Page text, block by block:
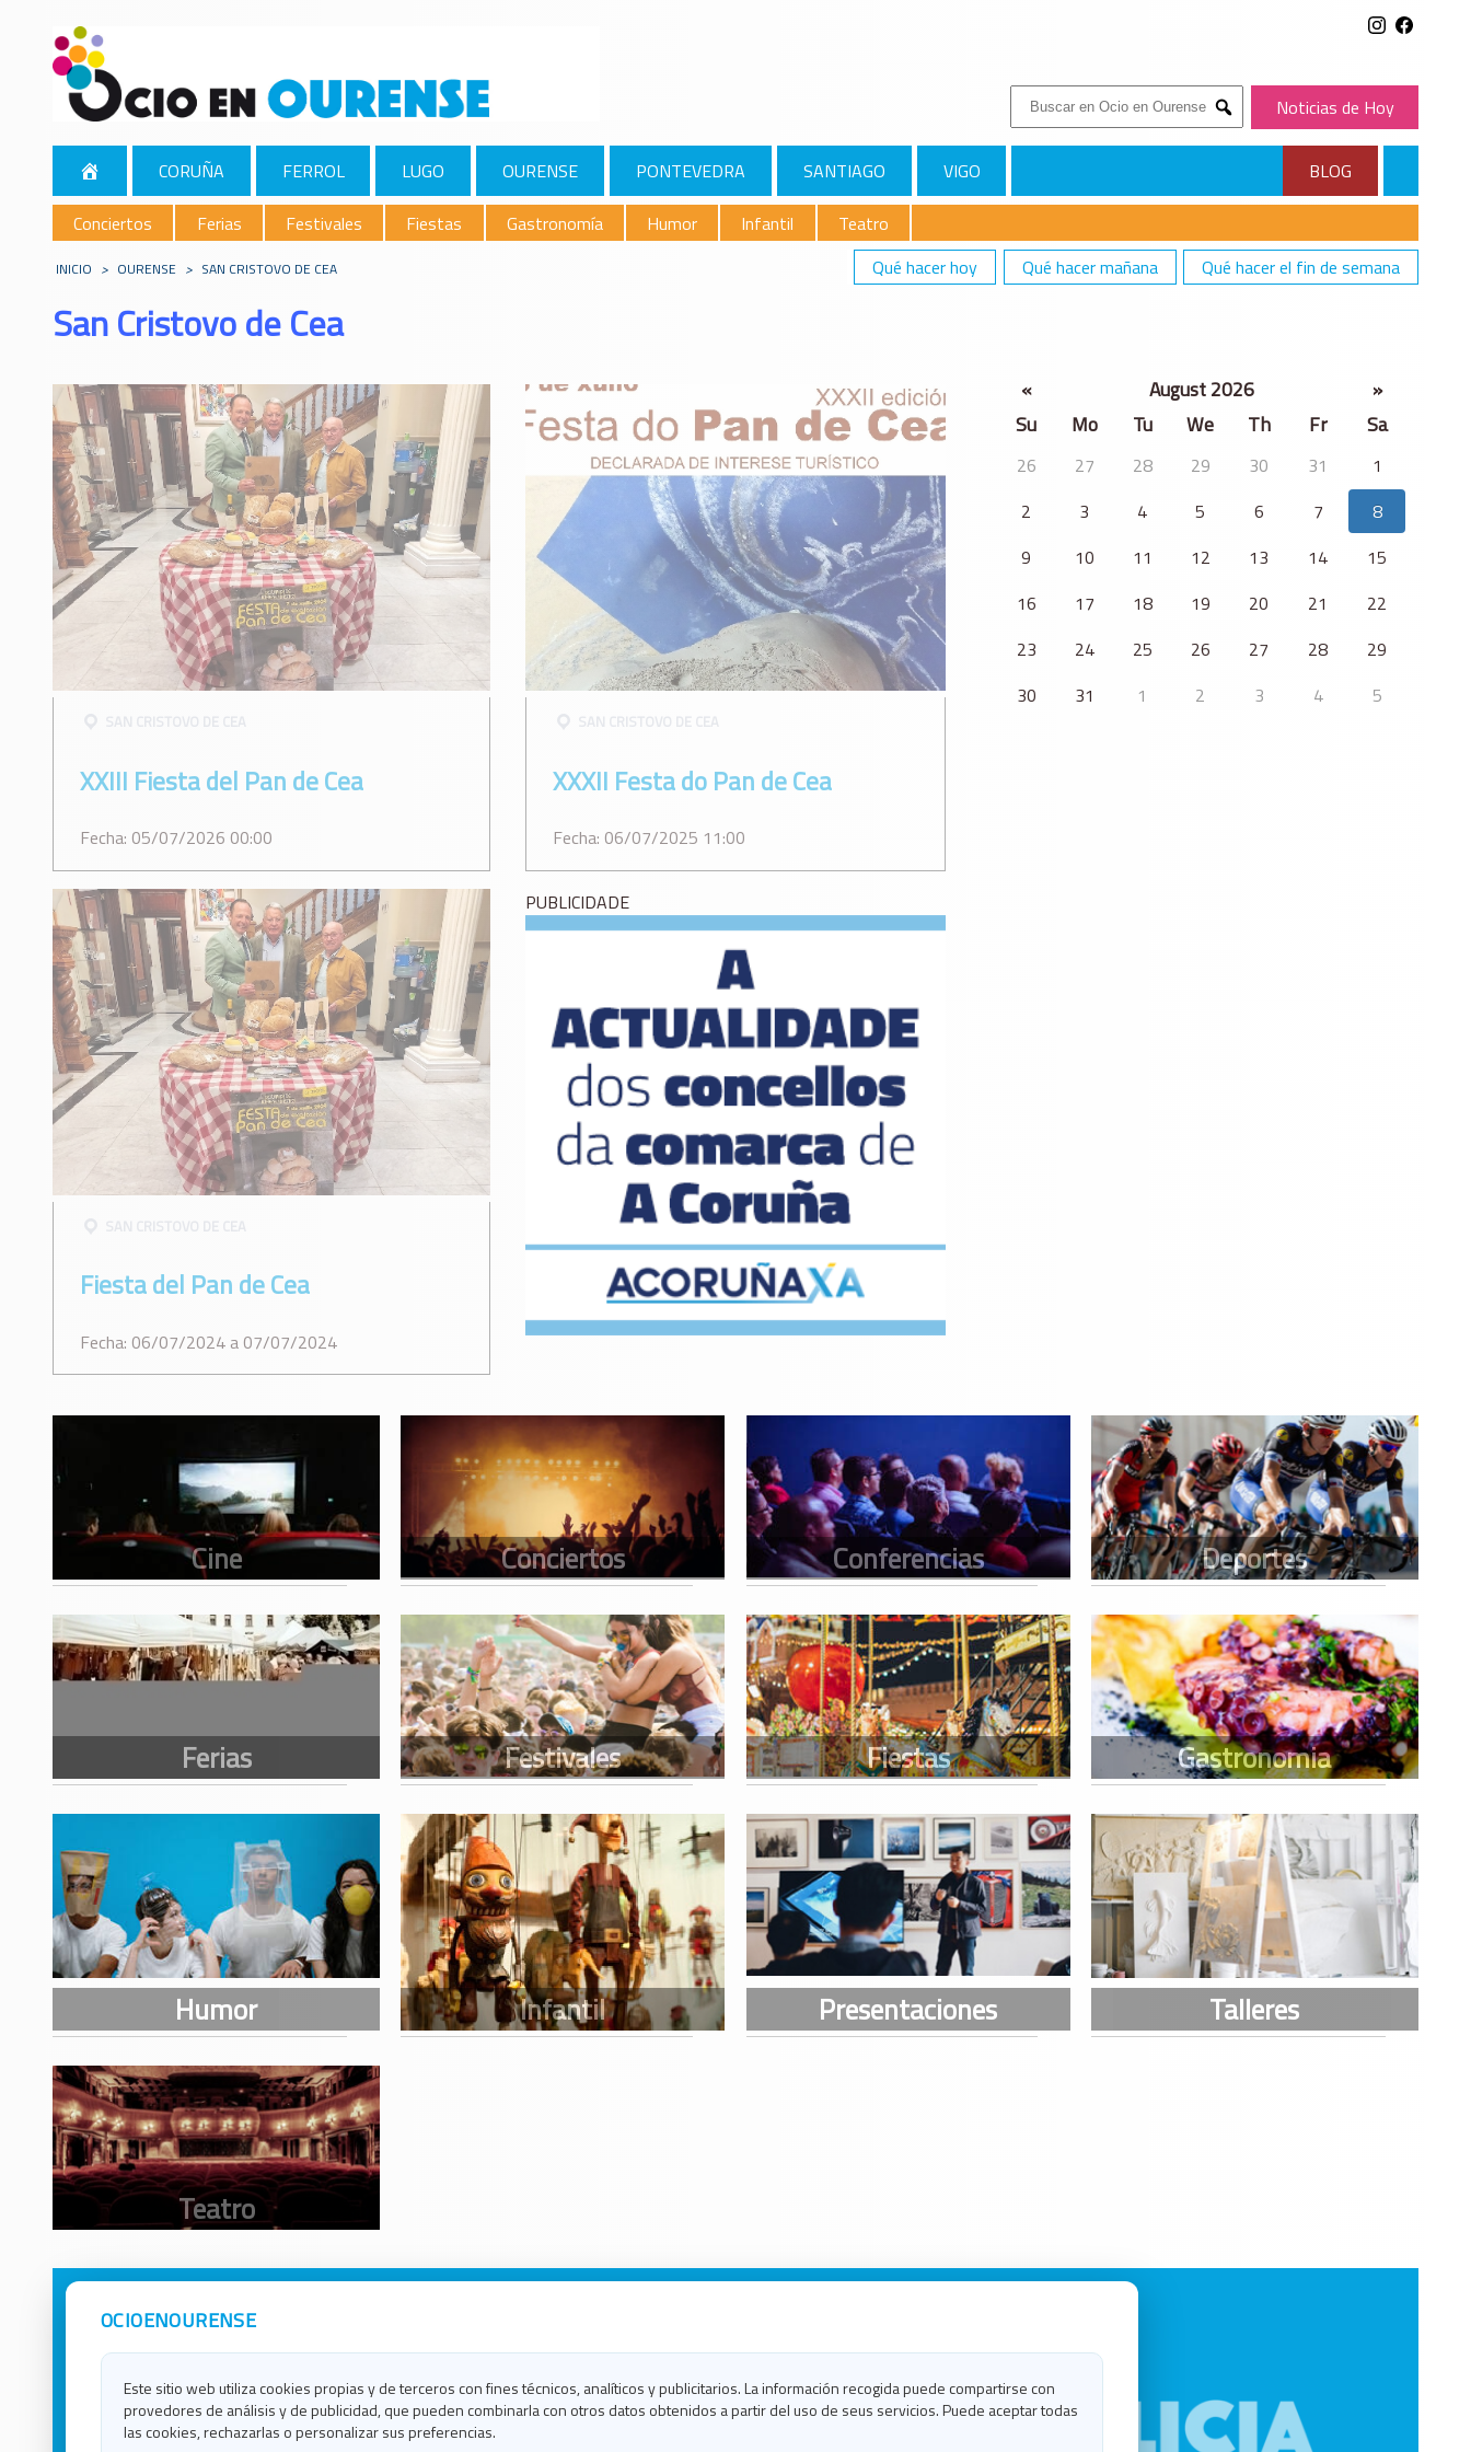
Buscar:
Submit
Noticias de Hoy
CORUÑA FERROL LUGO OURENSE PONTEVEDRA SANTIAGO VIGO
BLOG
Conciertos
Ferias Festivales Fiestas Gastronomía Humor Infantil
Teatro
Qué hacer hoy
Qué hacer mañana Qué hacer el fin de semana
INICIO > OURENSE > SAN CRISTOVO DE CEA
San Cristovo de Cea
« August 2026
»
Su
Mo Tu We Th Fr Sa
26 27 28 29 30 31
1
2
3 4 5 6 7
8
9
10 11 12 13 14
15
16
17 18 19 20 21
22
23
24 25 26 27 28
29
30
31 1 2 3 4 5
XXIII Fiesta del Pan de Cea
Fecha: 05/07/2026 00:00
SAN CRISTOVO DE CEA
XXXII Festa do Pan de Cea
Fecha: 06/07/2025 11:00
Fiesta del Pan de Cea
Fecha: 06/07/2024 a 07/07/2024
OCIOENOURENSE
Este sitio web utiliza cookies propias y de terceros con fines técnicos, analíticos y publicitarios. La información recogida puede compartirse con
provedores de análisis y de publicidad, que pueden combinarla con otros datos obtenidos a partir del uso de seus servicios. Puede aceptar todas
las cookies, rechazarlas o personalizar sus preferencias.
Avisos Legales
Política de Cookies
Ocio en Lugo
Ocio en Ourense